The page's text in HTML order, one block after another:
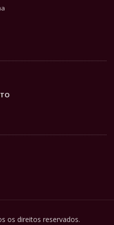
os direitos reservados.